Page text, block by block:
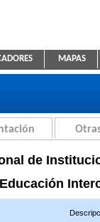
MAPAS
de
Educación